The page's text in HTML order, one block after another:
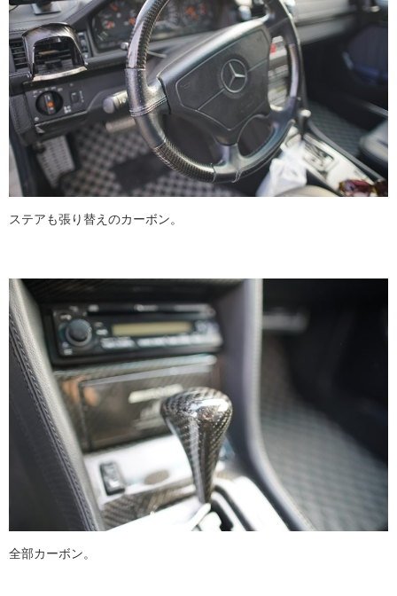
ステアも張り替えのカーボン。
全部カーボン。